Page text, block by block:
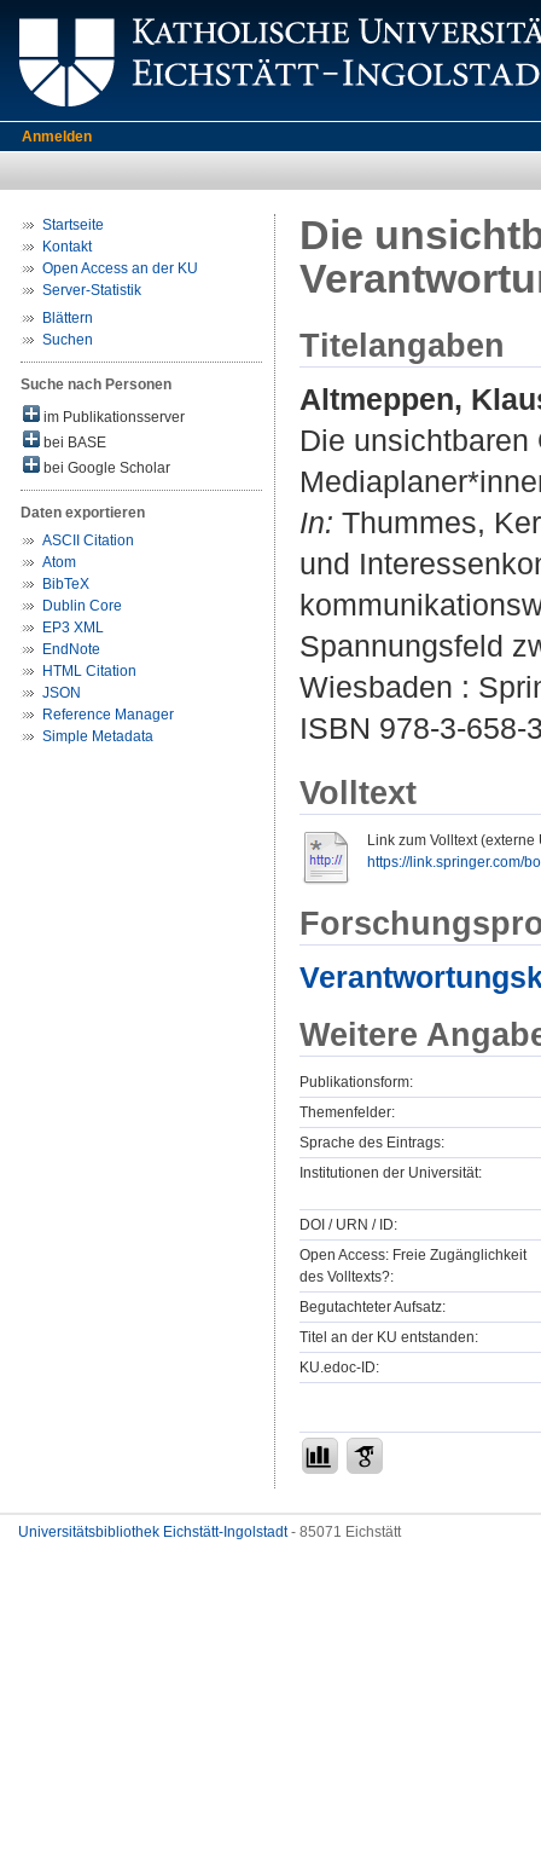
Anmelden
Startseite
Kontakt
Open Access an der KU
Server-Statistik
Blättern
Suchen
Suche nach Personen
im Publikationsserver
bei BASE
bei Google Scholar
Daten exportieren
ASCII Citation
Atom
BibTeX
Dublin Core
EP3 XML
EndNote
HTML Citation
JSON
Reference Manager
Simple Metadata
Die
Titelangaben
Altmeppen,
Die
In: Thummes,
und
Spannungsfeld
Wiesbaden :
ISBN 978-3-658-
Volltext
Link zum Volltext (externe
https://link.springer.com/
Weitere
Publikationsform:
Themenfelder:
Sprache des Eintrags:
Institutionen der Universität:
DOI / URN / ID:
Open Access: Freie Zugänglichkeit
des Volltexts?:
Begutachteter Aufsatz:
Titel an der KU entstanden:
KU.edoc-ID:
Universitätsbibliothek Eichstätt-Ingolstadt- 85071 Eichstätt